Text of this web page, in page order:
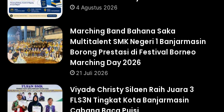
4 Agustus 2026
Marching Band Bahana Saka
Multitalent SMK Negeri 1 Banjarmasin
Borong Prestasi di Festival Borneo
Marching Day 2026
21 Juli 2026
Viyade Christy Silaen Raih Juara 3
FLS3N Tingkat Kota Banjarmasin